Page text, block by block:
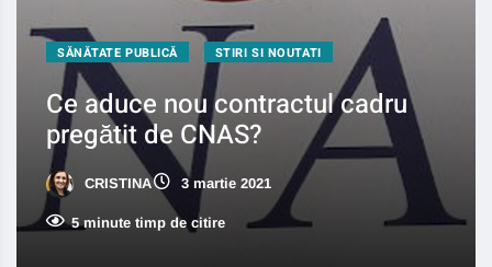
SĂNĂTATE PUBLICĂ STIRI SI NOUTATI
Ce aduce nou contractul cadru
pregătit de CNAS?
CRISTINA 3 martie 2021
5 minute timp de citire